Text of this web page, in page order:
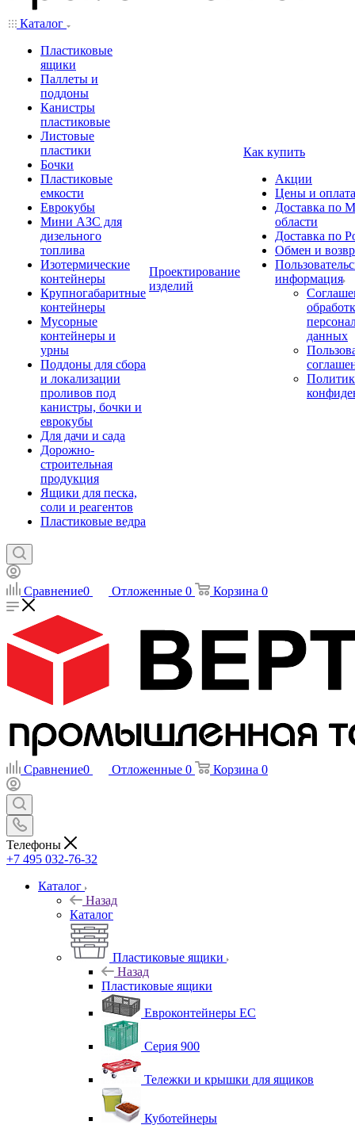
Каталог
Пластиковые
ящики
Паллеты и
поддоны
Канистры
пластиковые
Листовые
пластики
Бочки
Пластиковые
емкости
Еврокубы
Мини АЗС для
дизельного
топлива
Изотермические
контейнеры
Крупногабаритные
контейнеры
Мусорные
контейнеры и
урны
Поддоны для сбора
и локализации
проливов под
канистры, бочки и
еврокубы
Для дачи и сада
Дорожно-
строительная
продукция
Ящики для песка,
соли и реагентов
Пластиковые ведра
Проектирование
изделий
Как купить
Акции
Цены и оплата
Доставка по
области
Доставка по
Обмен и
информация
данных
Сравнение0 Отложенные 0 Корзина 0
Сравнение0 Отложенные 0 Корзина 0
Телефоны
+7 495 032-76-32
Каталог
Назад
Каталог
Пластиковые ящики
Назад
Пластиковые ящики
Евроконтейнеры ЕС
Серия 900
Тележки и крышки для ящиков
Куботейнеры